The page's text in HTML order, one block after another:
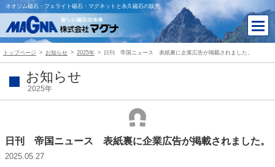
ネオジム磁石・フェライト磁石・マグネットと永久磁石の販売
トップページ お知らせ 2025年 日刊 帝国ニュース 表紙裏に企業広告が掲載されました。
お知らせ
2025年
日刊 帝国ニュース 表紙裏に企業広告が掲載されました。
2025.05.27